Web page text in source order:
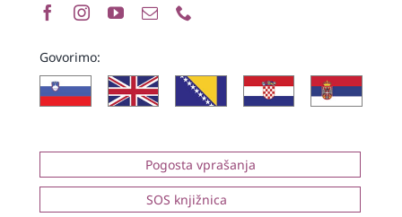
Govorimo:
Pogosta vprašanja
SOS knjižnica